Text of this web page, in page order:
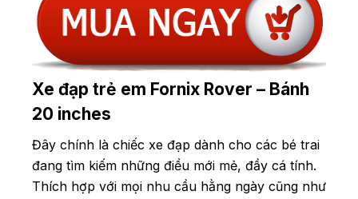
Xe đạp trẻ em Fornix Rover – Bánh
20 inches
Đây chính là chiếc xe đạp dành cho các bé trai
đang tìm kiếm những điều mới mẻ, đầy cá tính.
Thích hợp với mọi nhu cầu hằng ngày cũng như